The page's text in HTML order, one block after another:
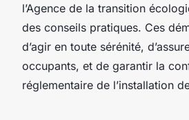
l’Agence de la transition
des conseils pratiques. Ces
d’agir en toute sérénité,
occupants, et de garantir la
réglementaire de l’installation